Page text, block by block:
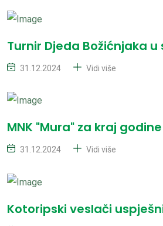
Turnir Djeda Božićnjaka
31.12.2024 Vidi više
MNK "Mura" za kraj godine
31.12.2024 Vidi više
Kotoripski veslači